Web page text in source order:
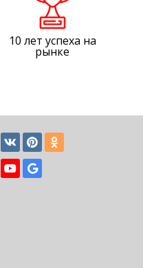
10 лет успеха на
рынке